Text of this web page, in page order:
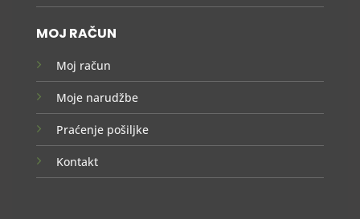
MOJ RAČUN
Moj račun
Moje narudžbe
Praćenje pošiljke
Kontakt